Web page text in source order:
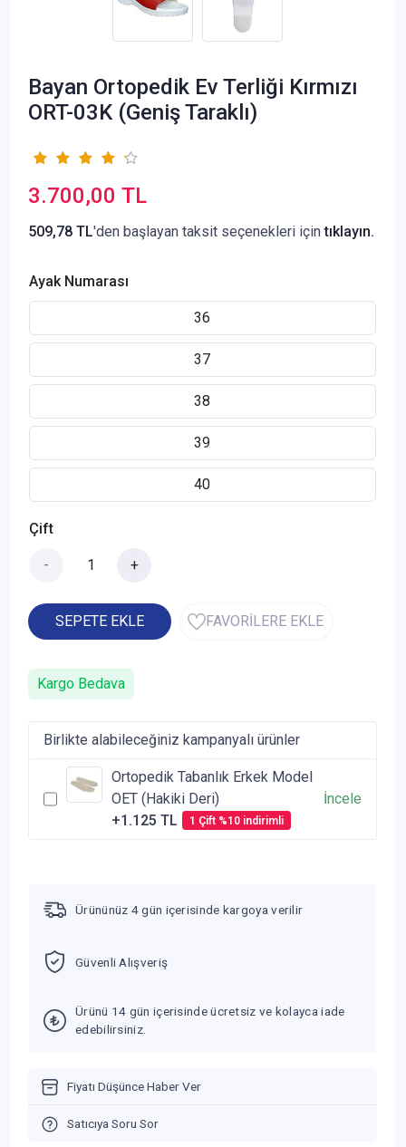
Bayan Ortopedik Ev Terliği Kırmızı
ORT-03K (Geniş Taraklı)
3.700,00 TL
509,78 TL'den başlayan taksit seçenekleri içintıklayın.
Ayak Numarası
36
37
38
39
40
Çift
- +
SEPETE EKLE FAVORİLERE EKLE
Kargo Bedava
Birlikte alabileceğiniz kampanyalı ürünler
Ortopedik Tabanlık Erkek Model
OET (Hakiki Deri)
+1.125 TL
1 Çift %10 indirimli
İncele
Ürününüz 4 gün içerisinde kargoya verilir
Güvenli Alışveriş
Ürünü 14 gün içerisinde ücretsiz ve kolayca iade
edebilirsiniz.
Fiyatı Düşünce Haber Ver
Satıcıya Soru Sor